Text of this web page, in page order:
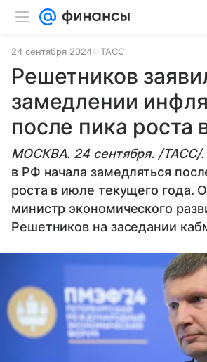
24 сентября 2024 ТАСС
Решетников
замедлении
после пика роста
МОСКВА. 24 сентября. /ТАСС/.
в РФ начала замедляться
роста в июле текущего года.
министр экономического
Решетников на заседании